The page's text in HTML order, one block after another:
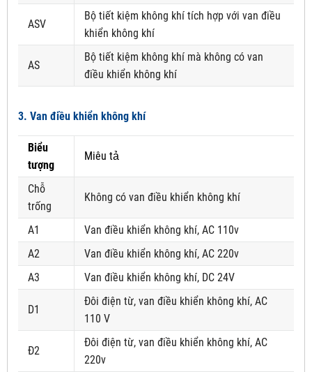
ASV
Bộ tiết kiệm không khí tích hợp với van điều
khiển không khí
AS
Bộ tiết kiệm không khí mà không có van
điều khiển không khí
3. Van điều khiển không khí
Biểu
tượng
Miêu tả
Chỗ
trống
Không có van điều khiển không khí
A1
Van điều khiển không khí, AC 110v
A2
Van điều khiển không khí, AC 220v
A3
Van điều khiển không khí, DC 24V
D1
Đôi điện từ, van điều khiển không khí, AC
110 V
Đ2
Đôi điện từ, van điều khiển không khí, AC
220v